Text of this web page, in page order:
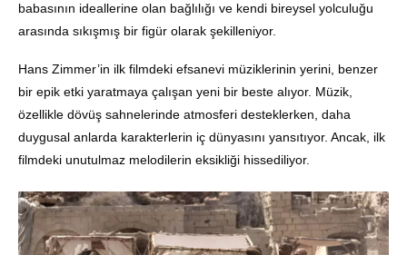
babasının ideallerine olan bağlılığı ve kendi bireysel yolculuğu
arasında sıkışmış bir figür olarak şekilleniyor.
Hans Zimmer’in ilk filmdeki efsanevi müziklerinin yerini, benzer
bir epik etki yaratmaya çalışan yeni bir beste alıyor. Müzik,
özellikle dövüş sahnelerinde atmosferi desteklerken, daha
duygusal anlarda karakterlerin iç dünyasını yansıtıyor. Ancak, ilk
filmdeki unutulmaz melodilerin eksikliği hissediliyor.